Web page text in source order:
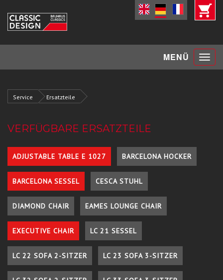
MENÜ Toggle
Service Ersatzteile
VERFÜGBARE ERSATZTEILE
ADJUSTABLE TABLE E 1027 BARCELONA HOCKER
BARCELONA SESSEL CESCA STUHL
DIAMOND CHAIR EAMES LOUNGE CHAIR
EXECUTIVE CHAIR LC 21 SESSEL
LC 22 SOFA 2-SITZER LC 23 SOFA 3-SITZER